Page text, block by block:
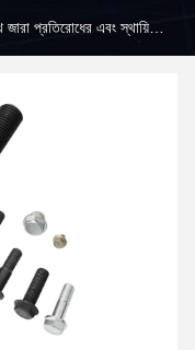
প্রতিরোধের এবং স্থায়িত্বের